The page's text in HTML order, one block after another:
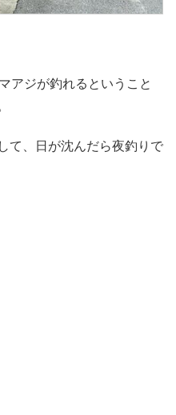
アジが釣れるということ
て、日が沈んだら夜釣りで